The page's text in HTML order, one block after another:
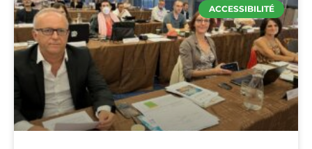
ACCESSIBILITÉ